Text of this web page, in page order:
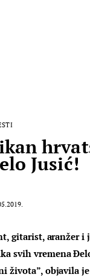
Jusić!
gitarist, aranžer i
svih vremena
života”, objavila